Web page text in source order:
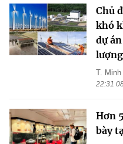
Chủ
khó
dự
lượng
T. Minh
22:31
Hơn
bày